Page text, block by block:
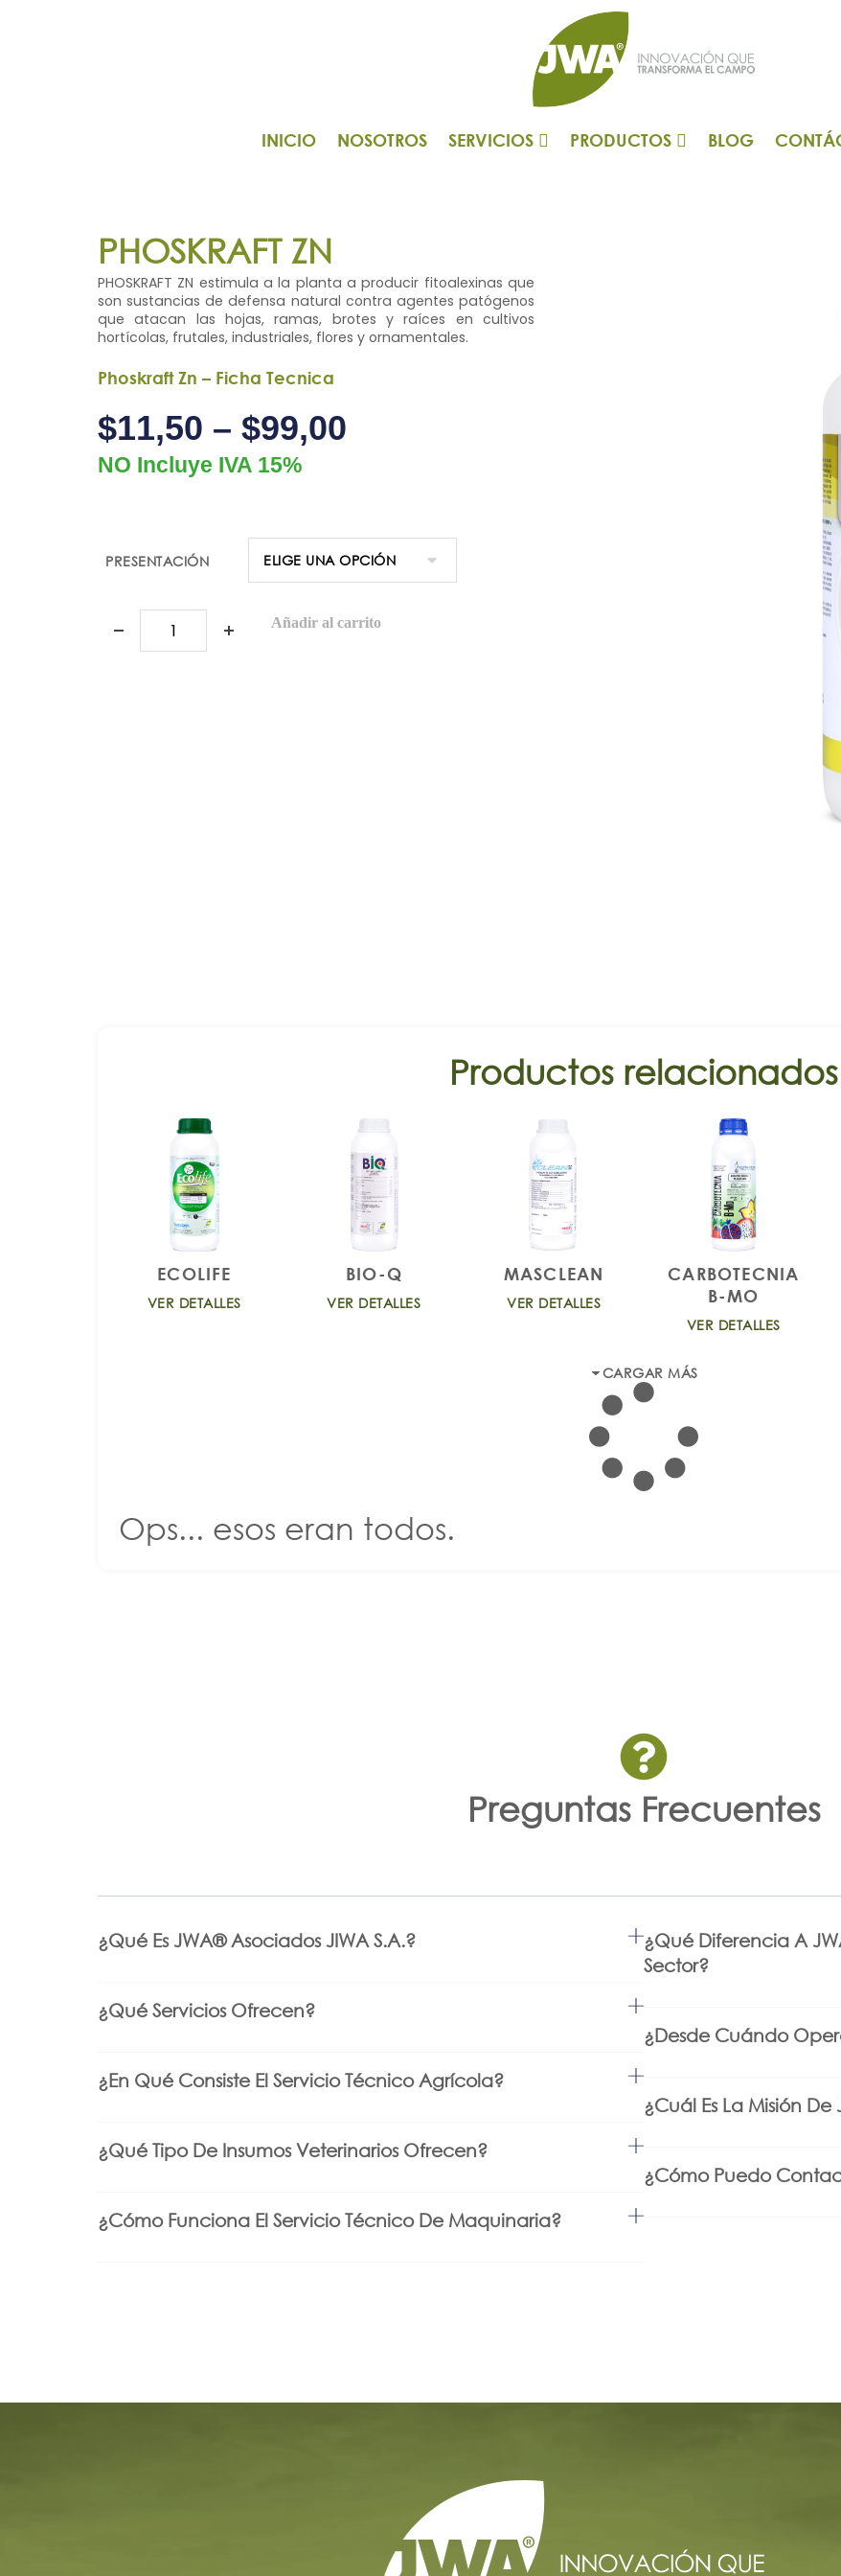
INICIO NOSOTROS SERVICIOS PRODUCTOS BLOG
PHOSKRAFT ZN
PHOSKRAFT ZN estimula a la planta a producir fitoalexinas que
son sustancias de defensa natural contra agentes patógenos
que atacan las hojas, ramas, brotes y raíces en cultivos
hortícolas, frutales, industriales, flores y ornamentales.
Phoskraft Zn – Ficha Tecnica
$11,50 – $99,00
NO Incluye IVA 15%
PRESENTACIÓN
Añadir al carrito
Productos relacionados
ECOLIFE
VER DETALLES
BIO-Q
VER DETALLES
MASCLEAN
VER DETALLES
CARBOTECNIA
B-MO
VER DETALLES
CARGAR MÁS
Ops... esos eran todos.
Preguntas Frecuentes
¿Qué Es JWA®️ Asociados JIWA S.A.?
¿Qué Servicios Ofrecen?
¿En Qué Consiste El Servicio Técnico Agrícola?
¿Qué Tipo De Insumos Veterinarios Ofrecen?
¿Cómo Funciona El Servicio Técnico De Maquinaria?
¿Qué Diferencia A
Sector?
¿Desde Cuándo
¿Cuál Es La Misión
¿Cómo Puedo